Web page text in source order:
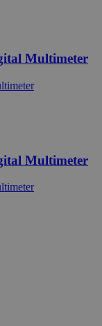
Multimeter
Multimeter